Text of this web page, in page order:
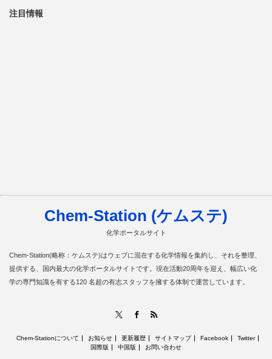
注目情報
Chem-Station (ケムステ)
化学ポータルサイト
Chem-Station(略称：ケムステ)はウェブに混在する化学情報を集約し、それを整理、
提供する、国内最大の化学ポータルサイトです。現在活動20周年を迎え、幅広い化
学の専門知識を有する120 名超の有志スタッフを擁する体制で運営しています。
Facebook
Chem-Stationについて お知らせ 更新履歴 サイトマップ Facebook
Twitter
国際版
中国版 お問い合わせ